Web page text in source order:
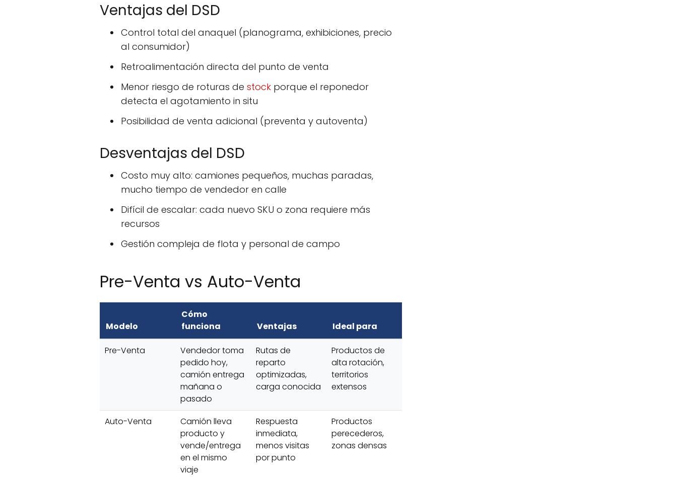
Ventajas del DSD
Control total del anaquel (planograma, exhibiciones, precio
al consumidor)
Retroalimentación directa del punto de venta
Menor riesgo de roturas de stock porque el reponedor
detecta el agotamiento in situ
Posibilidad de venta adicional (preventa y autoventa)
Desventajas del DSD
Costo muy alto: camiones pequeños, muchas paradas,
mucho tiempo de vendedor en calle
Difícil de escalar: cada nuevo SKU o zona requiere más
recursos
Gestión compleja de flota y personal de campo
Pre-Venta vs Auto-Venta
Modelo
Cómo
funciona
Ventajas Ideal para
Pre-Venta
Vendedor toma
pedido hoy,
camión entrega
mañana o
pasado
Rutas de
reparto
optimizadas,
carga conocida
Productos de
alta rotación,
territorios
extensos
Auto-Venta
Camión lleva
producto y
vende/entrega
en el mismo
viaje
Respuesta
inmediata,
menos visitas
por punto
Productos
perecederos,
zonas densas